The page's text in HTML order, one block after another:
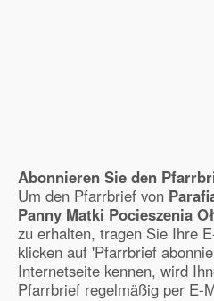
Abonnieren Sie den
Um den Pfarrbrief von
Panny Matki Pocieszenia
zu erhalten, tragen Sie Ihre
klicken auf 'Pfarrbrief
Internetseite kennen, wird
Pfarrbrief regelmäßig per E-